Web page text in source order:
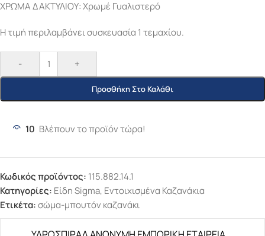
ΧΡΩΜΑ ΔΑΚΤΥΛΙΟΥ: Χρωμέ Γυαλιστερό
Η τιμή περιλαμβάνει συσκευασία 1 τεμαχίου.
- +
Προσθήκη Στο Καλάθι
10 Βλέπουν το προϊόν τώρα!
Κωδικός προϊόντος: 115.882.14.1
Κατηγορίες: Είδη Sigma, Εντοιχισμένα Καζανάκια
Ετικέτα:σώμα-μπουτόν καζανάκι